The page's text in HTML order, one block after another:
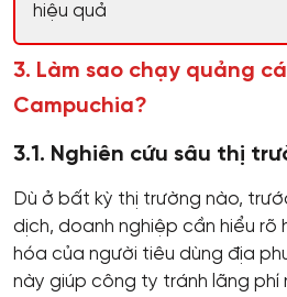
hiệu quả
3. Làm sao chạy quảng
Campuchia?
3.1. Nghiên cứu sâu thị
Dù ở bất kỳ thị trường nào,
dịch, doanh nghiệp cần hiểu rõ
hóa của người tiêu dùng địa
này giúp công ty tránh lãng phí